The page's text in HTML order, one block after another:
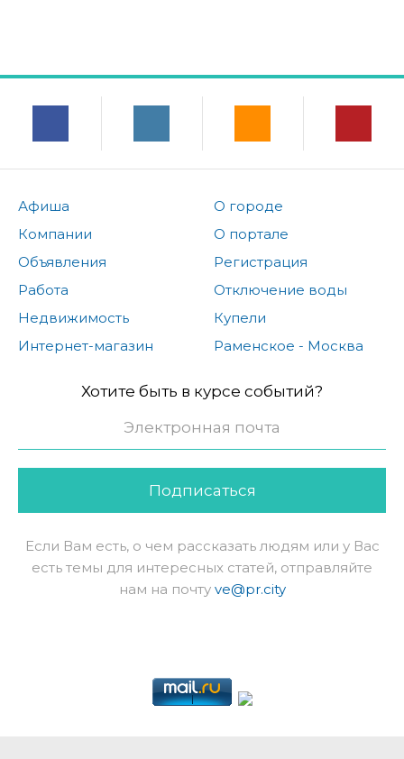
Афиша
Компании
Объявления
Работа
Недвижимость
Интернет-магазин
О городе
О портале
Регистрация
Отключение воды
Купели
Раменское - Москва
Хотите быть в курсе событий?
Подписаться
Если Вам есть, о чем рассказать людям или у Вас
есть темы для интересных статей, отправляйте
нам на почту ve@pr.city